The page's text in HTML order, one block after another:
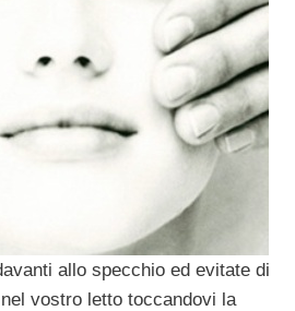
allo specchio ed evitate di
vostro letto toccandovi la